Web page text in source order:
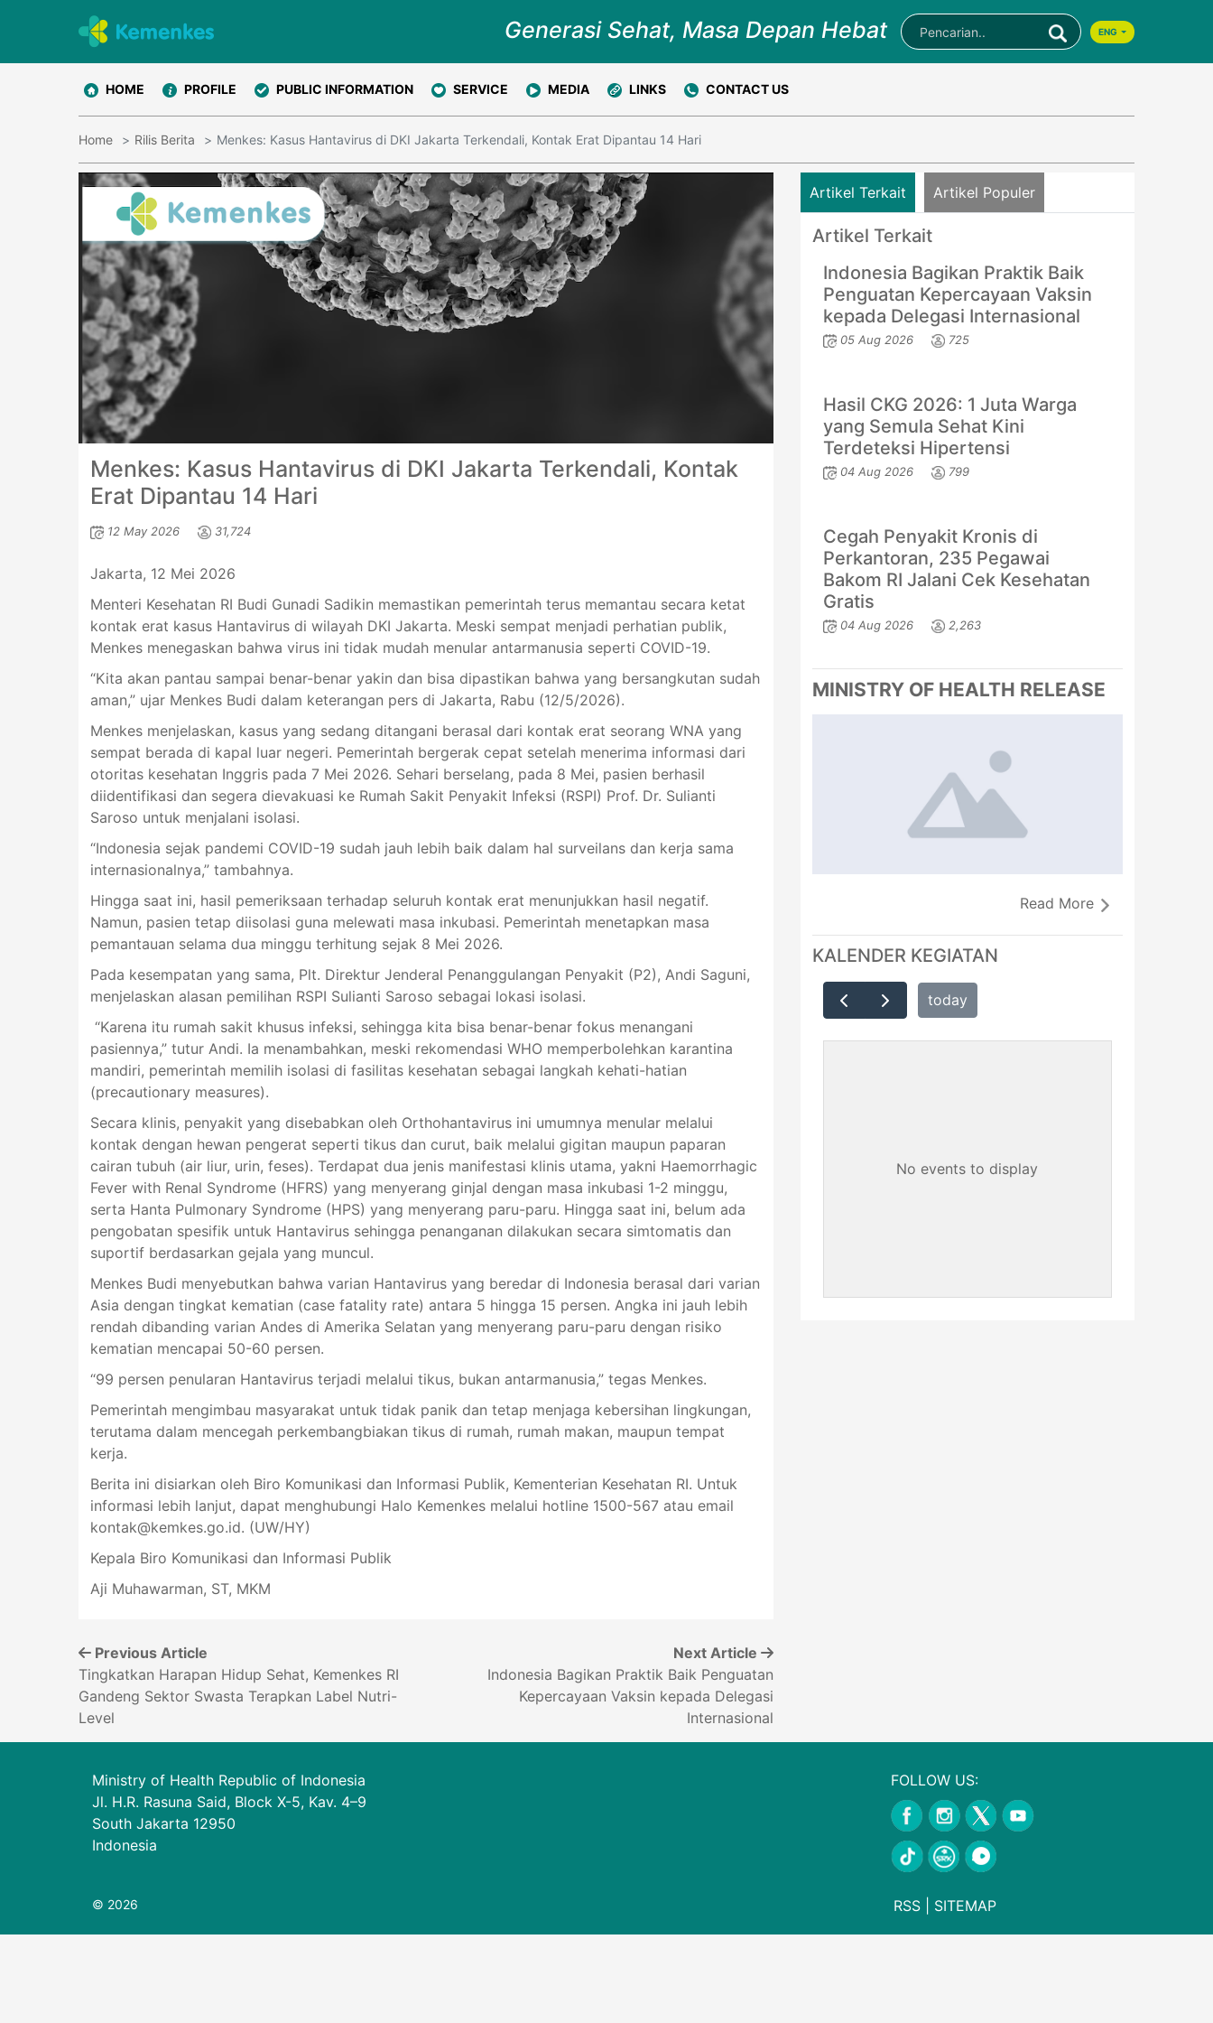
Generasi Sehat, Masa Depan Hebat ENG
HOME PROFILE PUBLIC INFORMATION SERVICE MEDIA LINKS CONTACT US
Home Rilis Berita Menkes: Kasus Hantavirus di DKI Jakarta Terkendali, Kontak Erat Dipantau 14 Hari
Menkes: Kasus Hantavirus di DKI Jakarta Terkendali, Kontak
Erat Dipantau 14 Hari
12 May 2026 31,724
Jakarta, 12 Mei 2026
Menteri Kesehatan RI Budi Gunadi Sadikin memastikan pemerintah terus memantau secara ketat
kontak erat kasus Hantavirus di wilayah DKI Jakarta. Meski sempat menjadi perhatian publik,
Menkes menegaskan bahwa virus ini tidak mudah menular antarmanusia seperti COVID-19.
“Kita akan pantau sampai benar-benar yakin dan bisa dipastikan bahwa yang bersangkutan sudah
aman,” ujar Menkes Budi dalam keterangan pers di Jakarta, Rabu (12/5/2026).
Menkes menjelaskan, kasus yang sedang ditangani berasal dari kontak erat seorang WNA yang
sempat berada di kapal luar negeri. Pemerintah bergerak cepat setelah menerima informasi dari
otoritas kesehatan Inggris pada 7 Mei 2026. Sehari berselang, pada 8 Mei, pasien berhasil
diidentifikasi dan segera dievakuasi ke Rumah Sakit Penyakit Infeksi (RSPI) Prof. Dr. Sulianti
Saroso untuk menjalani isolasi.
“Indonesia sejak pandemi COVID-19 sudah jauh lebih baik dalam hal surveilans dan kerja sama
internasionalnya,” tambahnya.
Hingga saat ini, hasil pemeriksaan terhadap seluruh kontak erat menunjukkan hasil negatif.
Namun, pasien tetap diisolasi guna melewati masa inkubasi. Pemerintah menetapkan masa
pemantauan selama dua minggu terhitung sejak 8 Mei 2026.
Pada kesempatan yang sama, Plt. Direktur Jenderal Penanggulangan Penyakit (P2), Andi Saguni,
menjelaskan alasan pemilihan RSPI Sulianti Saroso sebagai lokasi isolasi.
“Karena itu rumah sakit khusus infeksi, sehingga kita bisa benar-benar fokus menangani
pasiennya,” tutur Andi. Ia menambahkan, meski rekomendasi WHO memperbolehkan karantina
mandiri, pemerintah memilih isolasi di fasilitas kesehatan sebagai langkah kehati-hatian
(precautionary measures).
Secara klinis, penyakit yang disebabkan oleh Orthohantavirus ini umumnya menular melalui
kontak dengan hewan pengerat seperti tikus dan curut, baik melalui gigitan maupun paparan
cairan tubuh (air liur, urin, feses). Terdapat dua jenis manifestasi klinis utama, yakni Haemorrhagic
Fever with Renal Syndrome (HFRS) yang menyerang ginjal dengan masa inkubasi 1-2 minggu,
serta Hanta Pulmonary Syndrome (HPS) yang menyerang paru-paru. Hingga saat ini, belum ada
pengobatan spesifik untuk Hantavirus sehingga penanganan dilakukan secara simtomatis dan
suportif berdasarkan gejala yang muncul.
Menkes Budi menyebutkan bahwa varian Hantavirus yang beredar di Indonesia berasal dari varian
Asia dengan tingkat kematian (case fatality rate) antara 5 hingga 15 persen. Angka ini jauh lebih
rendah dibanding varian Andes di Amerika Selatan yang menyerang paru-paru dengan risiko
kematian mencapai 50-60 persen.
“99 persen penularan Hantavirus terjadi melalui tikus, bukan antarmanusia,” tegas Menkes.
Pemerintah mengimbau masyarakat untuk tidak panik dan tetap menjaga kebersihan lingkungan,
terutama dalam mencegah perkembangbiakan tikus di rumah, rumah makan, maupun tempat
kerja.
Berita ini disiarkan oleh Biro Komunikasi dan Informasi Publik, Kementerian Kesehatan RI. Untuk
informasi lebih lanjut, dapat menghubungi Halo Kemenkes melalui hotline 1500-567 atau email
kontak@kemkes.go.id. (UW/HY)
Kepala Biro Komunikasi dan Informasi Publik
Aji Muhawarman, ST, MKM
Previous Article
Tingkatkan Harapan Hidup Sehat, Kemenkes RI
Gandeng Sektor Swasta Terapkan Label Nutri-
Level
Next Article
Indonesia Bagikan Praktik Baik Penguatan
Kepercayaan Vaksin kepada Delegasi
Internasional
Artikel Terkait Artikel Populer
Artikel Terkait
Indonesia Bagikan Praktik Baik
Penguatan Kepercayaan Vaksin
kepada Delegasi Internasional
05 Aug 2026 725
Hasil CKG 2026: 1 Juta Warga
yang Semula Sehat Kini
Terdeteksi Hipertensi
04 Aug 2026 799
Cegah Penyakit Kronis di
Perkantoran, 235 Pegawai
Bakom RI Jalani Cek Kesehatan
Gratis
04 Aug 2026 2,263
MINISTRY OF HEALTH RELEASE
Read More
KALENDER KEGIATAN
today
No events to display
Ministry of Health Republic of Indonesia
Jl. H.R. Rasuna Said, Block X-5, Kav. 4–9
South Jakarta 12950
Indonesia
FOLLOW US:
© 2026 RSS| SITEMAP